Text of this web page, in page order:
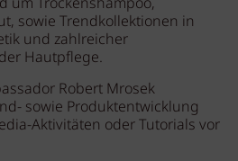
sowie Trendkollektionen in
und zahlreicher
Hautpflege.
Robert Mrosek
sowie Produktentwicklung
Aktivitäten oder Tutorials vor